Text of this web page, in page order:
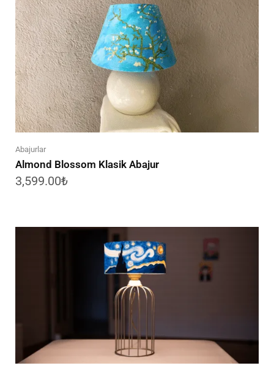
Abajurlar
Almond Blossom Klasik Abajur
3,599.00₺